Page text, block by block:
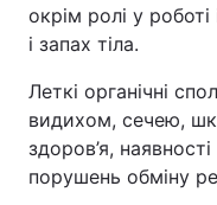
окрім ролі у
і запах тіла.
Леткі органічні
видихом, сечею,
здоров’я,
порушень обміну